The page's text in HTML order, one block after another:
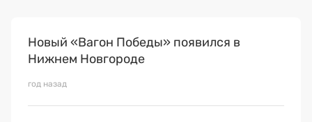
BORЩ
Новый «Вагон Победы» появился в
Нижнем Новгороде
год назад